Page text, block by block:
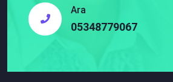
Ara
05348779067